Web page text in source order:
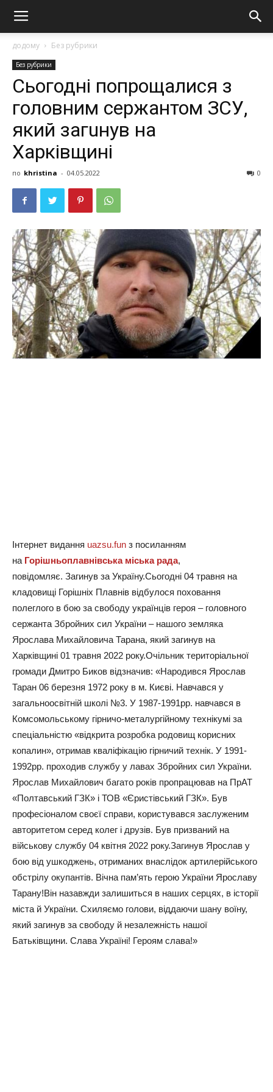
додому Без рубрики
Без рубрики
Сьогодні попрощалися з
головним сержантом ЗСУ,
який зaгuнyв на
Харківщині
по khristina - 04.05.2022 0
Інтернет видання uazsu.fun з посиланням
на Горішньоплавнівська міська рада,
повідомляє. Загинув за Україну.Сьогодні 04 травня на
кладовищі Горішніх Плавнів відбулося поховання
полеглого в бою за свободу українців героя – головного
сержанта Збройних сил України – нашого земляка
Ярослава Михайловича Тарана, який загинув на
Харківщині 01 травня 2022 року.Очільник територіальної
громади Дмитро Биков відзначив: «Народився Ярослав
Таран 06 березня 1972 року в м. Києві. Навчався у
загальноосвітній школі №3. У 1987-1991рр. навчався в
Комсомольському гірничо-металургійному технікумі за
спеціальністю «відкрита розробка родовищ корисних
копалин», отримав кваліфікацію гірничий технік. У 1991-
1992рр. проходив службу у лавах Збройних сил України.
Ярослав Михайлович багато років пропрацював на ПрАТ
«Полтавський ГЗК» і ТОВ «Єристівський ГЗК». Був
професіоналом своєї справи, користувався заслуженим
авторитетом серед колег і друзів. Був призваний на
військову службу 04 квітня 2022 року.Загинув Ярослав у
бою від ушкоджень, отриманих внаслідок артилерійського
обстрілу окупантів. Вічна пам’ять герою України Ярославу
Тарану!Він назавжди залишиться в наших серцях, в історії
міста й України. Схиляємо голови, віддаючи шану воїну,
який загинув за свободу й незалежність нашої
Батьківщини. Слава Україні! Героям слава!»